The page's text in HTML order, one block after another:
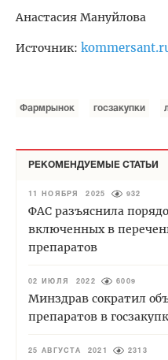
Анастасия Мануйлова
Источник:
Фармрынок госзакупки
РЕКОМЕНДУЕМЫЕ СТАТЬИ
11 НОЯБРЯ 2025 932
ФАС разъяснила
включенных в
препаратов
02 ИЮЛЯ 2022 6009
Минздрав сократил
препаратов в
25 АВГУСТА 2021 2313